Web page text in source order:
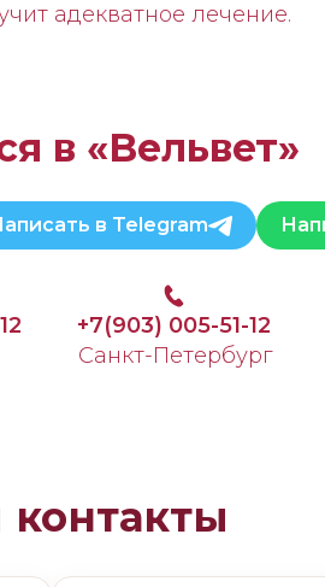
адекватное лечение.
в «Вельвет»
в Telegram
+7(903) 005-51-12
Санкт-Петербург